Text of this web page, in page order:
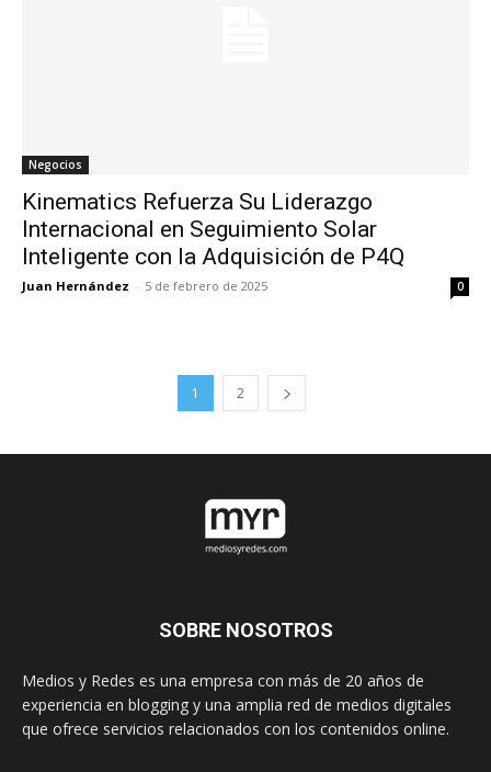
Negocios
Kinematics Refuerza Su Liderazgo
Internacional en Seguimiento Solar
Inteligente con la Adquisición de P4Q
Juan Hernández - 5 de febrero de 2025 0
1 2
SOBRE NOSOTROS
Medios y Redes es una empresa con más de 20 años de
experiencia en blogging y una amplia red de medios digitales
que ofrece servicios relacionados con los contenidos online.